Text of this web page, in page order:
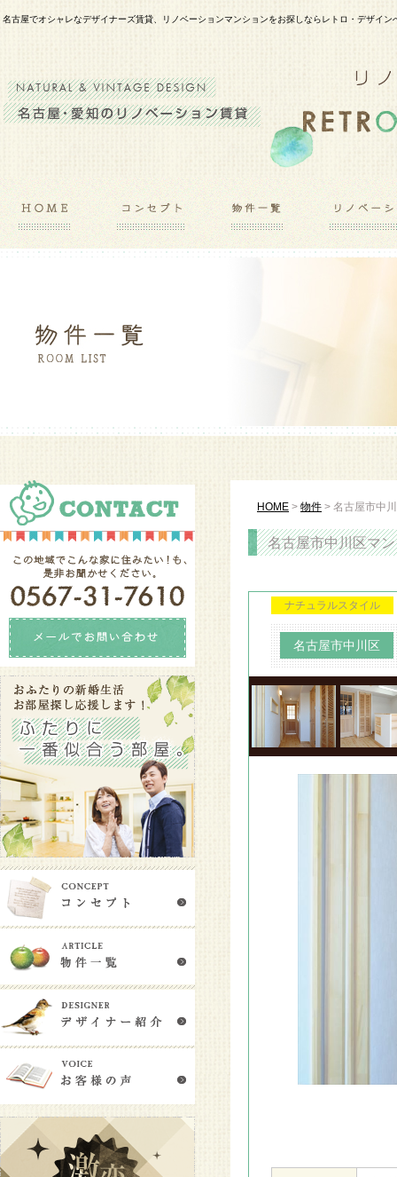
名古屋でオシャレなデザイナーズ賃貸、リノベーションマンションをお探しならレトロ・デザイン
HOME > 物件 > 名古屋市中
名古屋市中川区マ
ナチュラルスタイル
名古屋市中川区